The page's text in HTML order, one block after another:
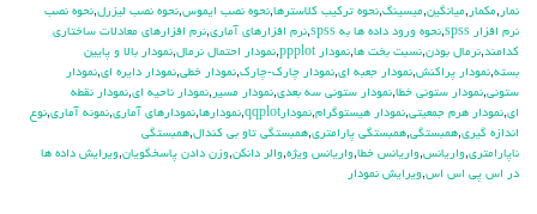
نمار ,مكمار ,ميانگين,ميسينگ,نحوه تركيب كلاسترها,نحوه نصب ايموس,نحوه نصب ليزرل,نحوه نصب
نرم افزار spss
,نحوه ورود داده ها به spss ,نرم افزارهاي آماري,نرم افزارهای معادلات ساختاری
کدامند,نرمال بودن,نسبت بخت ها,نمودار ppplot ,نمودار احتمال نرمال,نمودار بالا و پايين
بسته,نمودار پراكنش,نمودار جعبه اي,نمودار چارك-چارك,نمودار خطي,نمودار دايره اي,نمودار
ستوني,نمودار ستوني خطا,نمودار ستوني سه بعدي,نمودار مسير ,نمودار ناحيه اي,نمودار نقطه
اي,نمودار هرم جمعيتي,نمودار هيستوگرام,نمودارqqplot ,نمودارها,نمودارهاي آماري,نمونه آماري,نوع
اندازه گيري,همبستگي,همبستگي پارامتري,همبستگي تاو بي کندال,همبستگي
ناپارامتري,واريانس,واريانس خطا,واريانس ويژه,والر دانكن,وزن دادن پاسخگويان,ويرايش داده ها
در اس پي اس اس,ويرايش نمودار